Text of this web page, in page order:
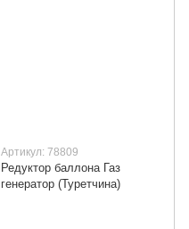
Артикул: 78809
Редуктор баллона Газ
генератор (Туретчина)